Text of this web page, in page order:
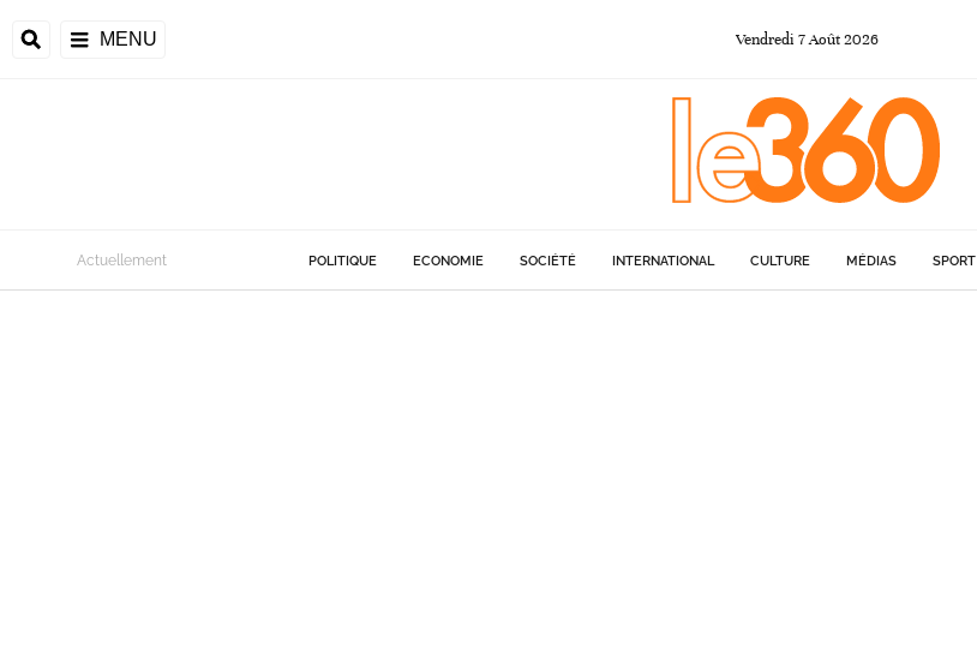
MENU Vendredi 7Août 2026
Actuellement POLITIQUE ECONOMIE SOCIÉTÉ INTERNATIONAL CULTURE MÉDIAS SPORT